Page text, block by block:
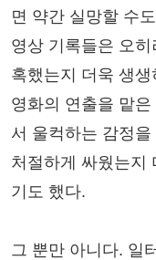
면 약간 실망할 수
영상 기록들은 오
혹했는지 더욱 생
영화의 연출을 맡
서 울컥하는 감정
처절하게 싸웠는지
기도 했다.
그 뿐만 아니다. 일